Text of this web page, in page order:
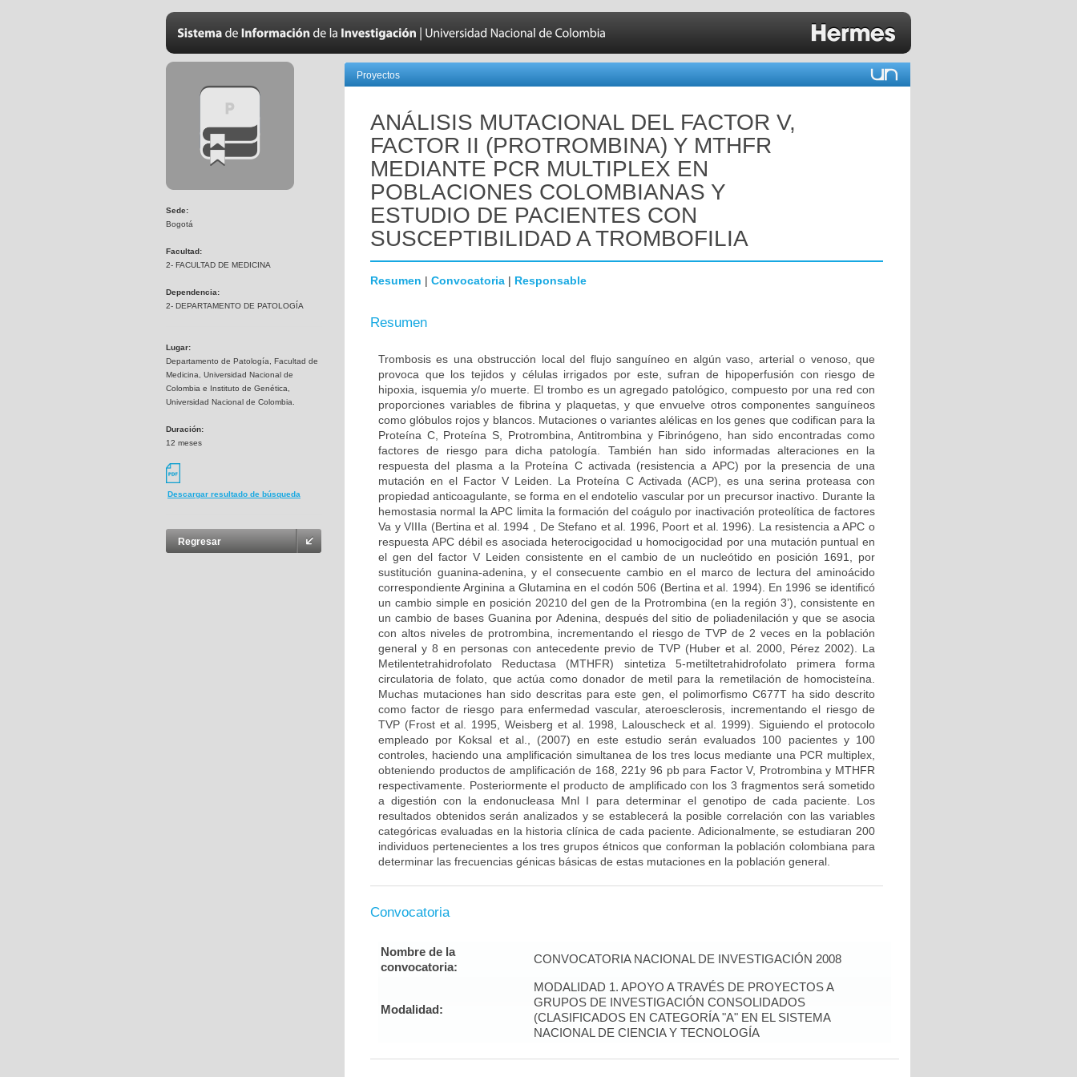
Sede:
Bogotá
Facultad:
2- FACULTAD DE MEDICINA
Dependencia:
2- DEPARTAMENTO DE PATOLOGÍA
Lugar:
Departamento de Patología, Facultad de
Medicina, Universidad Nacional de
Colombia e Instituto de Genética,
Universidad Nacional de Colombia.
Duración:
12 meses
Descargar resultado de búsqueda
Regresar
Proyectos
ANÁLISIS MUTACIONAL DEL FACTOR V,
FACTOR II (PROTROMBINA) Y MTHFR
MEDIANTE PCR MULTIPLEX EN
POBLACIONES COLOMBIANAS Y
ESTUDIO DE PACIENTES CON
SUSCEPTIBILIDAD A TROMBOFILIA
Resumen | Convocatoria | Responsable
Resumen
Trombosis es una obstrucción local del flujo sanguíneo en algún vaso, arterial o venoso, que
provoca que los tejidos y células irrigados por este, sufran de hipoperfusión con riesgo de
hipoxia, isquemia y/o muerte. El trombo es un agregado patológico, compuesto por una red con
proporciones variables de fibrina y plaquetas, y que envuelve otros componentes sanguíneos
como glóbulos rojos y blancos. Mutaciones o variantes alélicas en los genes que codifican para la
Proteína C, Proteína S, Protrombina, Antitrombina y Fibrinógeno, han sido encontradas como
factores de riesgo para dicha patología. También han sido informadas alteraciones en la
respuesta del plasma a la Proteína C activada (resistencia a APC) por la presencia de una
mutación en el Factor V Leiden. La Proteína C Activada (ACP), es una serina proteasa con
propiedad anticoagulante, se forma en el endotelio vascular por un precursor inactivo. Durante la
hemostasia normal la APC limita la formación del coágulo por inactivación proteolítica de factores
Va y VIIIa (Bertina et al. 1994 , De Stefano et al. 1996, Poort et al. 1996). La resistencia a APC o
respuesta APC débil es asociada heterocigocidad u homocigocidad por una mutación puntual en
el gen del factor V Leiden consistente en el cambio de un nucleótido en posición 1691, por
sustitución guanina-adenina, y el consecuente cambio en el marco de lectura del aminoácido
correspondiente Arginina a Glutamina en el codón 506 (Bertina et al. 1994). En 1996 se identificó
un cambio simple en posición 20210 del gen de la Protrombina (en la región 3’), consistente en
un cambio de bases Guanina por Adenina, después del sitio de poliadenilación y que se asocia
con altos niveles de protrombina, incrementando el riesgo de TVP de 2 veces en la población
general y 8 en personas con antecedente previo de TVP (Huber et al. 2000, Pérez 2002). La
Metilentetrahidrofolato Reductasa (MTHFR) sintetiza 5-metiltetrahidrofolato primera forma
circulatoria de folato, que actúa como donador de metil para la remetilación de homocisteína.
Muchas mutaciones han sido descritas para este gen, el polimorfismo C677T ha sido descrito
como factor de riesgo para enfermedad vascular, ateroesclerosis, incrementando el riesgo de
TVP (Frost et al. 1995, Weisberg et al. 1998, Lalouscheck et al. 1999). Siguiendo el protocolo
empleado por Koksal et al., (2007) en este estudio serán evaluados 100 pacientes y 100
controles, haciendo una amplificación simultanea de los tres locus mediante una PCR multiplex,
obteniendo productos de amplificación de 168, 221y 96 pb para Factor V, Protrombina y MTHFR
respectivamente. Posteriormente el producto de amplificado con los 3 fragmentos será sometido
a digestión con la endonucleasa Mnl I para determinar el genotipo de cada paciente. Los
resultados obtenidos serán analizados y se establecerá la posible correlación con las variables
categóricas evaluadas en la historia clínica de cada paciente. Adicionalmente, se estudiaran 200
individuos pertenecientes a los tres grupos étnicos que conforman la población colombiana para
determinar las frecuencias génicas básicas de estas mutaciones en la población general.
Convocatoria
Nombre de la
convocatoria:
CONVOCATORIA NACIONAL DE INVESTIGACIÓN 2008
Modalidad:
MODALIDAD 1. APOYO A TRAVÉS DE PROYECTOS A
GRUPOS DE INVESTIGACIÓN CONSOLIDADOS
(CLASIFICADOS EN CATEGORÍA "A" EN EL SISTEMA
NACIONAL DE CIENCIA Y TECNOLOGÍA